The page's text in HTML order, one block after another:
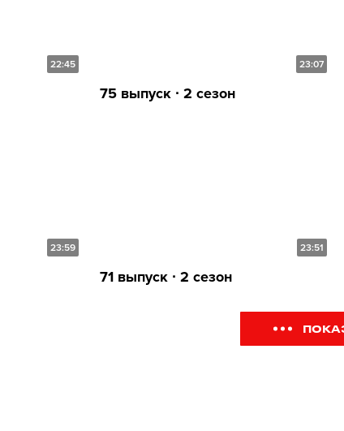
22:45 23:07
75 выпуск ∙ 2 сезон
23:59 23:51
71 выпуск ∙ 2 сезон